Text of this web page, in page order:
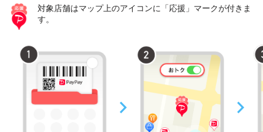
対象店舗はマップ上のアイコンに「応援」マークが付きま
す。